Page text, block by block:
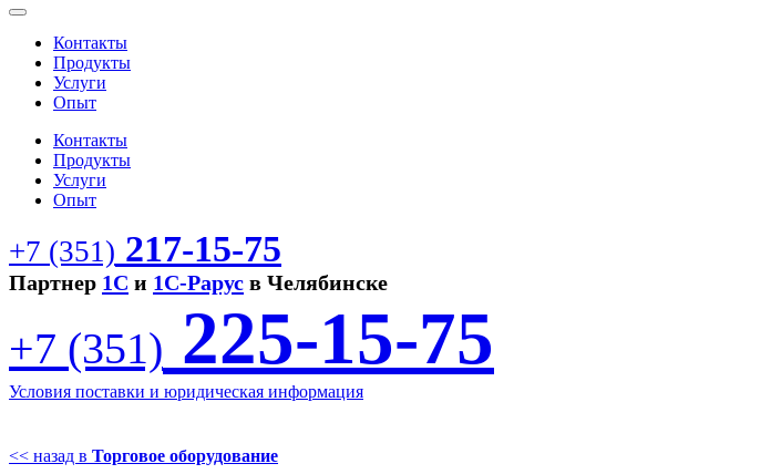
Контакты
Продукты
Услуги
Опыт
Контакты
Продукты
Услуги
Опыт
+7 (351) 217-15-75
Партнер 1С и 1С-Рарус в Челябинске
+7 (351) 225-15-75
Условия поставки и юридическая информация
<< назад в Торговое оборудование